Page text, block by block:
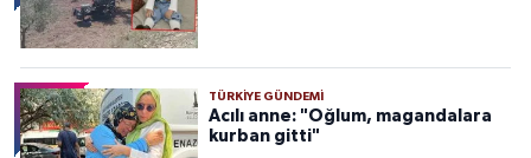
TÜRKIYE GÜNDEMI
Acılı anne: "Oğlum, magandalara
kurban gitti"